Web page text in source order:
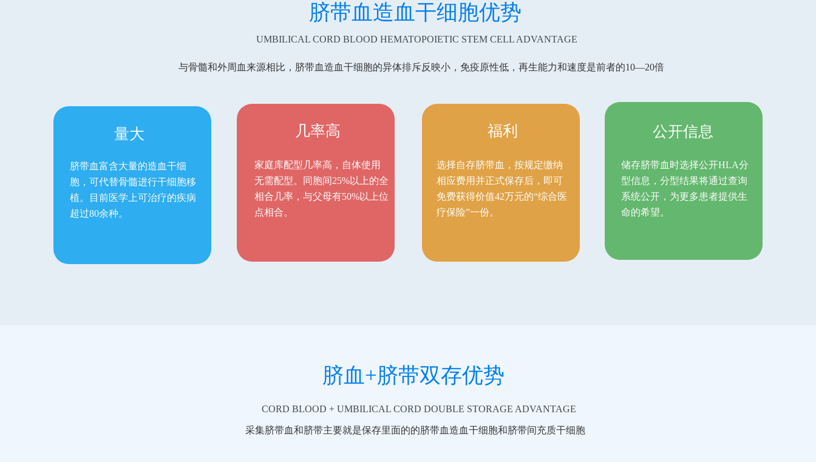
脐带血造血干细胞优势
UMBILICAL CORD BLOOD HEMATOPOIETIC STEM CELL ADVANTAGE
与骨髓和外周血来源相比，脐带血造血干细胞的异体排斥反映小，免疫原性低，再生能力和速度是前者的10—20倍
量大
脐带血富含大量的造血干细
胞，可代替骨髓进行干细胞移
植。目前医学上可治疗的疾病
超过80余种。
几率高 福利 公开信息
家庭库配型几率高，自体使用
无需配型。同胞间25%以上的全
相合几率，与父母有50%以上位
点相合。
选择自存脐带血，按规定缴纳
相应费用并正式保存后，即可
免费获得价值42万元的“综合医
疗保险”一份。
储存脐带血时选择公开HLA分
型信息，分型结果将通过查询
系统公开，为更多患者提供生
命的希望。
脐血+脐带双存优势
CORD BLOOD + UMBILICAL CORD DOUBLE STORAGE ADVANTAGE
采集脐带血和脐带主要就是保存里面的的脐带血造血干细胞和脐带间充质干细胞